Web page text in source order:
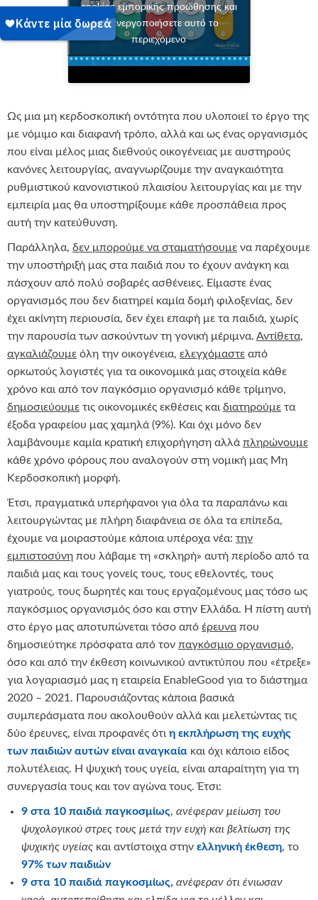
cookies εμπορικής προώθησης και
να ενεργοποιήσετε αυτό το
περιεχόμενο
Ως μια μη κερδοσκοπική οντότητα που υλοποιεί το έργο της
με νόμιμο και διαφανή τρόπο, αλλά και ως ένας οργανισμός
που είναι μέλος μιας διεθνούς οικογένειας με αυστηρούς
κανόνες λειτουργίας, αναγνωρίζουμε την αναγκαιότητα
ρυθμιστικού κανονιστικού πλαισίου λειτουργίας και με την
εμπειρία μας θα υποστηρίξουμε κάθε προσπάθεια προς
αυτή την κατεύθυνση.
Παράλληλα, δεν μπορούμε να σταματήσουμε να παρέχουμε
την υποστήριξή μας στα παιδιά που το έχουν ανάγκη και
πάσχουν από πολύ σοβαρές ασθένειες. Είμαστε ένας
οργανισμός που δεν διατηρεί καμία δομή φιλοξενίας, δεν
έχει ακίνητη περιουσία, δεν έχει επαφή με τα παιδιά, χωρίς
την παρουσία των ασκούντων τη γονική μέριμνα. Αντίθετα,
αγκαλιάζουμε όλη την οικογένεια, ελεγχόμαστε από
ορκωτούς λογιστές για τα οικονομικά μας στοιχεία κάθε
χρόνο και από τον παγκόσμιο οργανισμό κάθε τρίμηνο,
δημοσιεύουμε τις οικονομικές εκθέσεις καιδιατηρούμε τα
έξοδα γραφείου μας χαμηλά (9%). Και όχι μόνο δεν
λαμβάνουμε καμία κρατική επιχορήγηση αλλάπληρώνουμε
κάθε χρόνο φόρους που αναλογούν στη νομική μας Μη
Κερδοσκοπική μορφή.
Έτσι, πραγματικά υπερήφανοι για όλα τα παραπάνω και
λειτουργώντας με πλήρη διαφάνεια σε όλα τα επίπεδα,
έχουμε να μοιραστούμε κάποια υπέροχα νέα: την
εμπιστοσύνη που λάβαμε τη «σκληρή» αυτή περίοδο από τα
παιδιά μας και τους γονείς τους, τους εθελοντές, τους
γιατρούς, τους δωρητές και τους εργαζομένους μας τόσο ως
παγκόσμιος οργανισμός όσο και στην Ελλάδα. Η πίστη αυτή
στο έργο μας αποτυπώνεται τόσο από έρευναπου
δημοσιεύτηκε πρόσφατα από τον παγκόσμιο οργανισμό,
όσο και από την έκθεση κοινωνικού αντικτύπου που «έτρεξε»
για λογαριασμό μας η εταιρεία EnableGood για το διάστημα
2020 – 2021. Παρουσιάζοντας κάποια βασικά
συμπεράσματα που ακολουθούν αλλά και μελετώντας τις
δύο έρευνες, είναι προφανές ότιη εκπλήρωση της ευχής
των παιδιών αυτών είναι αναγκαία και όχι κάποιο είδος
πολυτέλειας. Η ψυχική τους υγεία, είναι απαραίτητη για τη
συνεργασία τους και τον αγώνα τους. Έτσι:
9 στα 10 παιδιά παγκοσμίως, ανέφεραν μείωση του
ψυχολογικού στρες τους μετά την ευχή και βελτίωση της
ψυχικής υγείας και αντίστοιχα στην ελληνική έκθεση, το
97% των παιδιών
9 στα 10 παιδιά παγκοσμίως, ανέφεραν ότι ένιωσαν